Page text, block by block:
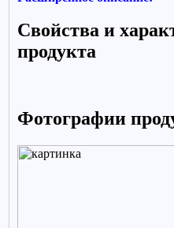
Свойства и
продукта
Фотографии